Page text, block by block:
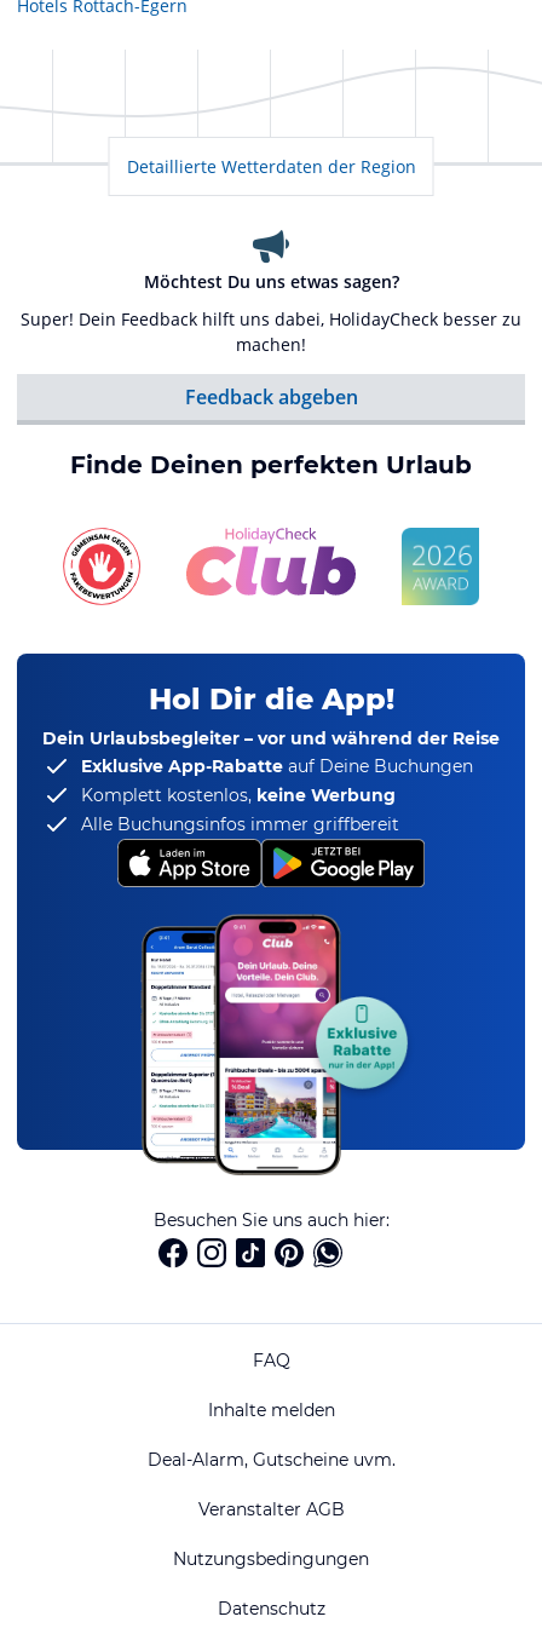
Hotels Rottach-Egern
Detaillierte Wetterdaten der Region
Möchtest Du uns etwas sagen?
Super! Dein Feedback hilft uns dabei, HolidayCheck besser zu
machen!
Feedback abgeben
Finde Deinen perfekten Urlaub
Hol Dir die App!
Dein Urlaubsbegleiter – vor und während der Reise
Exklusive App-Rabatte auf Deine Buchungen
Komplett kostenlos, keine Werbung
Alle Buchungsinfos immer griffbereit
Besuchen Sie uns auch hier:
FAQ
Inhalte melden
Deal-Alarm, Gutscheine uvm.
Veranstalter AGB
Nutzungsbedingungen
Datenschutz